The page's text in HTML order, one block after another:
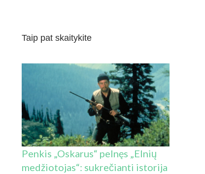
Taip pat skaitykite
Penkis „Oskarus“ pelnęs „Elnių
medžiotojas“: sukrečianti istorija